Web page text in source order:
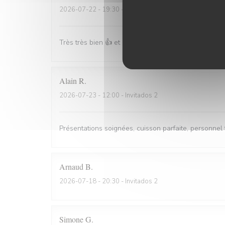
2026-07-22 - 19:30 - Invitados 3
Très très bien 👍 et merci pour la petite attention
Alain R
2026-07-23 - 12:00 - Invitados 2
Présentations soignées, cuisson parfaite,
Arnaud B
2026-07-18 - 20:30 - Invitados 2
SimoneG